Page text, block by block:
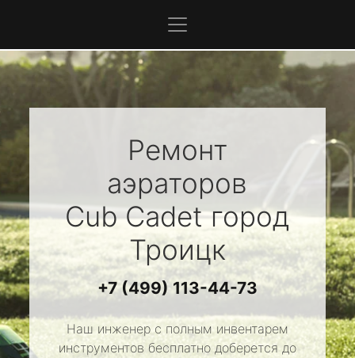
Ремонт
аэраторов
Cub Cadetгород
Троицк
+7 (499) 113-44-73
Наш инженер с полным инвентарем
инструментов бесплатно доберется до